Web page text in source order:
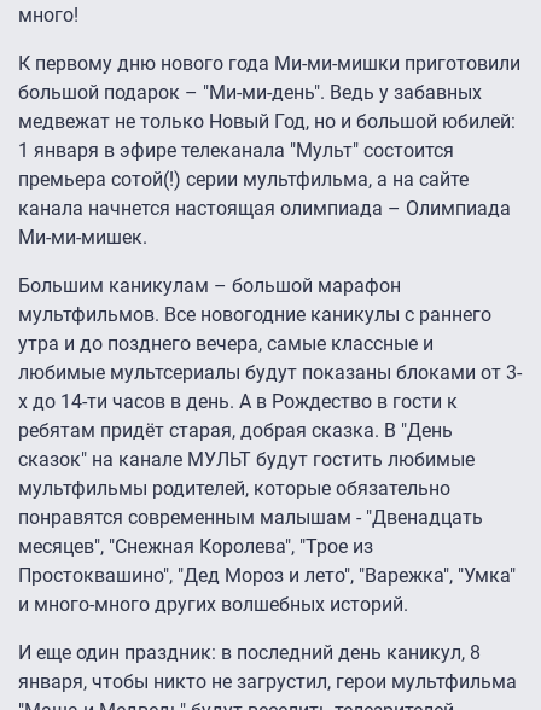
много!
К первому дню нового года Ми-ми-мишки приготовили
большой подарок – "Ми-ми-день". Ведь у забавных
медвежат не только Новый Год, но и большой юбилей:
1 января в эфире телеканала "Мульт" состоится
премьера сотой(!) серии мультфильма, а на сайте
канала начнется настоящая олимпиада – Олимпиада
Ми-ми-мишек.
Большим каникулам – большой марафон
мультфильмов. Все новогодние каникулы с раннего
утра и до позднего вечера, самые классные и
любимые мультсериалы будут показаны блоками от 3-
х до 14-ти часов в день. А в Рождество в гости к
ребятам придёт старая, добрая сказка. В "День
сказок" на канале МУЛЬТ будут гостить любимые
мультфильмы родителей, которые обязательно
понравятся современным малышам - "Двенадцать
месяцев", "Снежная Королева", "Трое из
Простоквашино", "Дед Мороз и лето", "Варежка", "Умка"
и много-много других волшебных историй.
И еще один праздник: в последний день каникул, 8
января, чтобы никто не загрустил, герои мультфильма